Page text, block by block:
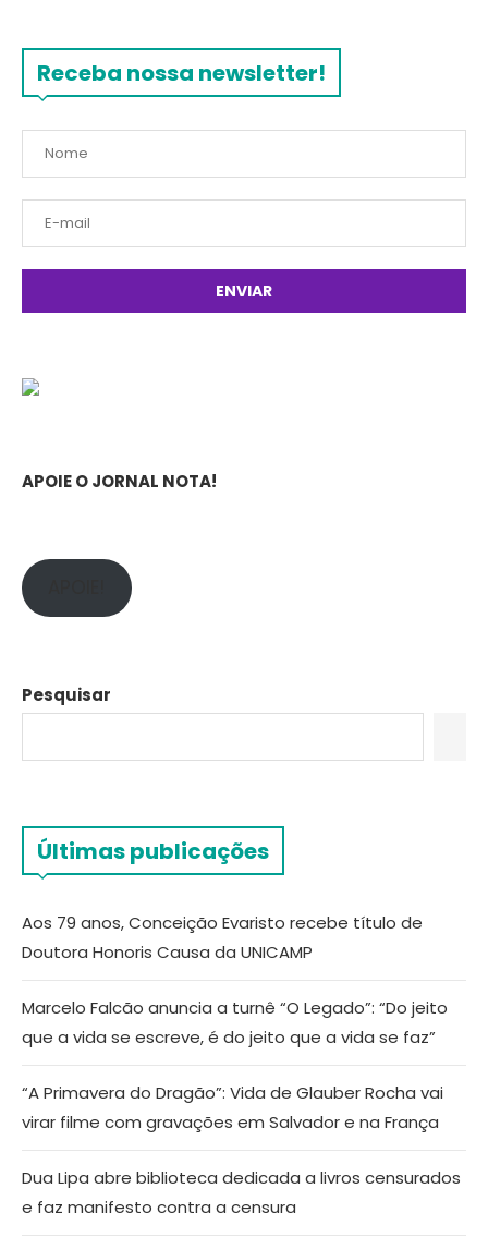
Receba nossa newsletter!
APOIE O JORNAL NOTA!
Pesquisar
Últimas publicações
Aos 79 anos, Conceição Evaristo recebe título de
Doutora Honoris Causa da UNICAMP
Marcelo Falcão anuncia a turnê “O Legado”: “Do jeito
que a vida se escreve, é do jeito que a vida se faz”
“A Primavera do Dragão”: Vida de Glauber Rocha vai
virar filme com gravações em Salvador e na França
Dua Lipa abre biblioteca dedicada a livros censurados
e faz manifesto contra a censura